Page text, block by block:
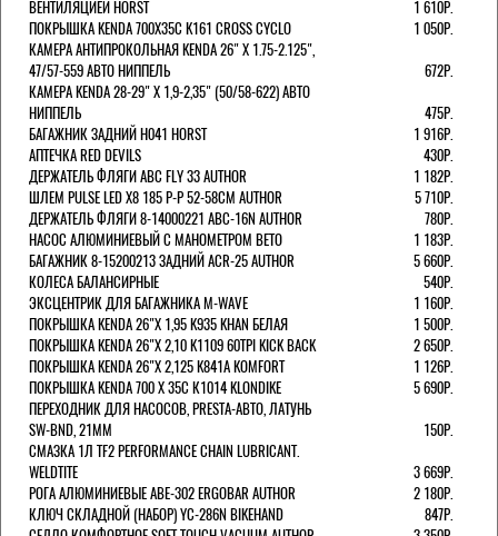
ВЕНТИЛЯЦИЕЙ HORST
1 610Р.
ПОКРЫШКА KENDA 700Х35С K161 CROSS CYCLO
1 050Р.
КАМЕРА АНТИПРОКОЛЬНАЯ KENDA 26" Х 1.75-2.125",
47/57-559 АВТО НИППЕЛЬ
672Р.
КАМЕРА KENDA 28-29" Х 1,9-2,35" (50/58-622) АВТО
НИППЕЛЬ
475Р.
БАГАЖНИК ЗАДНИЙ H041 HORST
1 916Р.
АПТЕЧКА RED DEVILS
430Р.
ДЕРЖАТЕЛЬ ФЛЯГИ АВС FLY 33 AUTHOR
1 182Р.
ШЛЕМ PULSE LED X8 185 Р-Р 52-58СМ AUTHOR
5 710Р.
ДЕРЖАТЕЛЬ ФЛЯГИ 8-14000221 ABC-16N AUTHOR
780Р.
НАСОС АЛЮМИНИЕВЫЙ С МАНОМЕТРОМ BETO
1 183Р.
БАГАЖНИК 8-15200213 ЗАДНИЙ ACR-25 AUTHOR
5 660Р.
КОЛЕСА БАЛАНСИРНЫЕ
540Р.
ЭКСЦЕНТРИК ДЛЯ БАГАЖНИКА M-WAVE
1 160Р.
ПОКРЫШКА KENDA 26"Х 1,95 K935 KHAN БЕЛАЯ
1 500Р.
ПОКРЫШКА KENDA 26"Х 2,10 K1109 60TPI KICK BACK
2 650Р.
ПОКРЫШКА KENDA 26"Х 2,125 K841A KOMFORT
1 126Р.
ПОКРЫШКА KENDA 700 Х 35С К1014 KLONDIKE
5 690Р.
ПЕРЕХОДНИК ДЛЯ НАСОСОВ, PRESTA-АВТО, ЛАТУНЬ
SW-BND, 21ММ
150Р.
СМАЗКА 1Л TF2 PERFORMANCE CHAIN LUBRICANT.
WELDTITE
3 669Р.
РОГА АЛЮМИНИЕВЫЕ ABE-302 ERGOBAR AUTHOR
2 180Р.
КЛЮЧ СКЛАДНОЙ (НАБОР) YC-286N BIKEHAND
847Р.